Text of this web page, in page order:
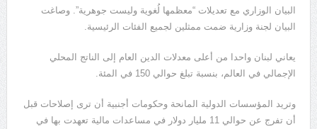
البيان الوزاري مع تعديلات “معظمها لُغوية وليست جوهرية”. وصاغت
البيان لجنة وزارية ضمت ممثلين لجميع الفئات الرئيسية.
يعاني لبنان واحدا من أعلى معدلات الدين العام إلى الناتج المحلي
الإجمالي في العالم، بنسبة تبلغ حوالي 150 في المئة.
وتريد المؤسسات الدولية المانحة وحكومات أجنبية أن ترى إصلاحات قبل
أن تفرج عن حوالي 11 مليار دولار في مساعدات مالية تعهدت بها في